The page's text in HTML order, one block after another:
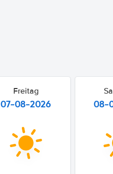
Freitag
07-08-2026 08-